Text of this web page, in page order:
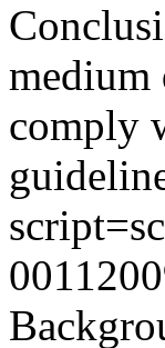
medium
comply